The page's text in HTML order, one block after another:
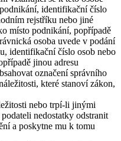
identifikační číslo
rejstříku nebo jiné
místo podnikání, popřípadě
osoba uvede v podání
identifikační číslo osob nebo
jinou adresu
označení správního
které stanoví zákon,
nebo trpí-li jinými
nedostatky odstranit
a poskytne mu k tomu